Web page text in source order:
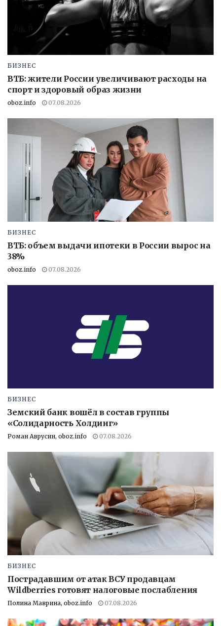
БИЗНЕС
ВТБ: жители России увеличивают расходы на
спорт и здоровый образ жизни
oboz.info 07.08.2026
БИЗНЕС
ВТБ: объем выдачи ипотеки в России вырос на
38%
oboz.info 07.08.2026
БИЗНЕС
Земский банк вошёл в состав группы
«Солидарность Холдинг»
Роман Аврусин, oboz.info 07.08.2026
БИЗНЕС
Пострадавшим от атак ВСУ продавцам
Wildberries готовят налоговые послабления
Полина Маврина, oboz.info 07.08.2026